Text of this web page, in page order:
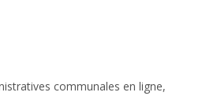
communales en ligne,